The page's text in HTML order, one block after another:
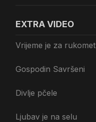
EXTRA VIDEO
Vrijeme je za rukomet
Gospodin Savršeni
Divlje pčele
Ljubav je na selu